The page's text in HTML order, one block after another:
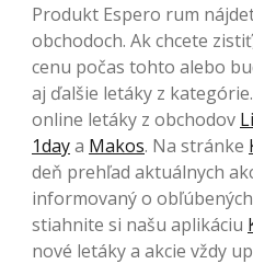
Produkt Espero rum
obchodoch. Ak chcete
cenu počas tohto alebo
aj ďalšie letáky z
online letáky z obchodov
1daya Makos. Na stránke
deň prehľad aktuálnych
informovaný o
stiahnite si našu aplikáciu
nové letáky a akcie vždy